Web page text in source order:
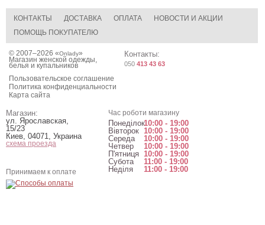
КОНТАКТЫ ДОСТАВКА ОПЛАТА
НОВОСТИ И АКЦИИ
ПОМОЩЬ ПОКУПАТЕЛЮ
© 2007–2026 «Onlady»
Магазин женской одежды,
белья и купальников
Пользовательское соглашение
Политика конфиденциальности
Карта сайта
Контакты:
050 413 43 63
Магазин:
ул. Ярославская,
15/23
Киев 04071 Украина
схема проезда
Час роботи магазину
Понеділок10:00 - 19:00
Вівторок 10:00 - 19:00
Середа
10:00 - 19:00
Четвер
10:00 - 19:00
П'ятниця 10:00 - 19:00
Субота
11:00 - 19:00
Неділя
11:00 - 19:00
Принимаем к оплате